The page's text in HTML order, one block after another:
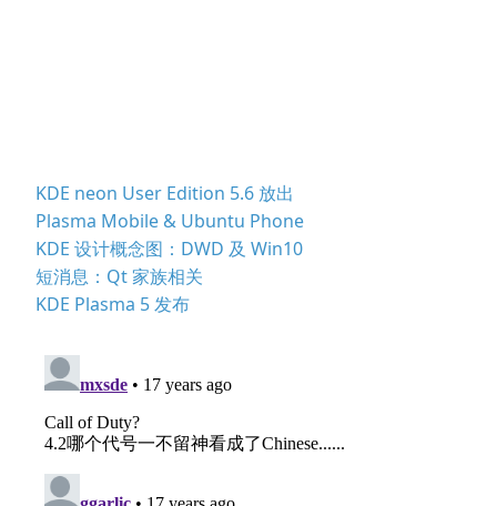
KDE neon User Edition 5.6 放出
Plasma Mobile & Ubuntu Phone
KDE 设计概念图：DWD 及 Win10
短消息：Qt 家族相关
KDE Plasma 5 发布